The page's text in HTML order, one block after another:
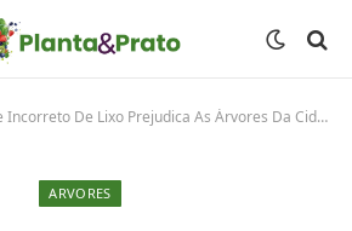
De Lixo Prejudica As Árvores Da Cidade
ARVORES